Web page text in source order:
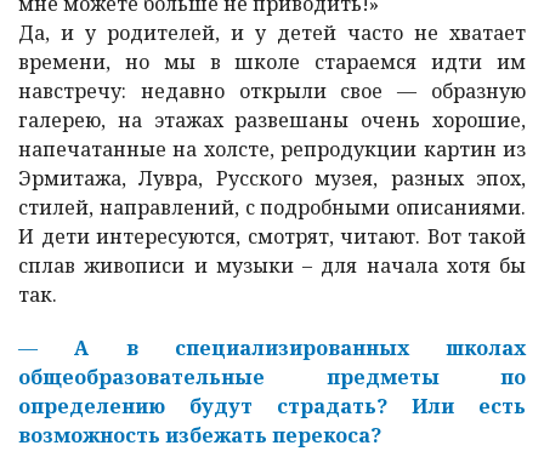
Да, и у родителей, и у детей часто не хватает
времени, но мы в школе стараемся идти им
навстречу: недавно открыли свое — образную
галерею, на этажах развешаны очень хорошие,
напечатанные на холсте, репродукции картин из
Эрмитажа, Лувра, Русского музея, разных эпох,
стилей, направлений, с подробными описаниями.
И дети интересуются, смотрят, читают. Вот такой
сплав живописи и музыки – для начала хотя бы
так.
—А в специализированных школах
общеобразовательные предметы по
определению будут страдать? Или есть
возможность избежать перекоса?